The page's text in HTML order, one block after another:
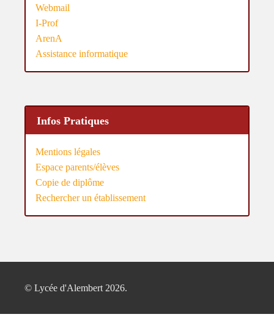
Webmail
I-Prof
ArenA
Assistance informatique
Infos Pratiques
Mentions légales
Espace parents/élèves
Copie de diplôme
Rechercher un établissement
© Lycée d'Alembert 2026.